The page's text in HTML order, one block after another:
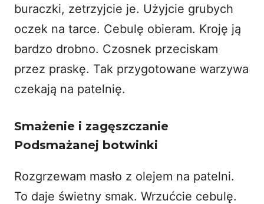
buraczki, zetrzyjcie je. Użyjcie grubych
oczek na tarce. Cebulę obieram. Kroję ją
bardzo drobno. Czosnek przeciskam
przez praskę. Tak przygotowane warzywa
czekają na patelnię.
Smażenie i zagęszczanie
Podsmażanej botwinki
Rozgrzewam masło z olejem na patelni.
To daje świetny smak. Wrzućcie cebulę.